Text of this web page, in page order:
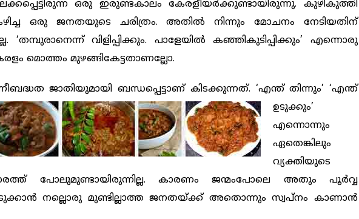
ഒരു ഇരുണ്ടകാലം കേരളീയര്‍ക്കുണ്ടായിരുന്നു. കുഴികുത്തി
ഒരു ജനതയുടെ ചരിത്രം. അതില്‍ നിന്നും മോചനം നേടിയതിന്
‘തമ്പുരാനെന്ന് വിളിപ്പിക്കും. പാളേയില്‍ കഞ്ഞികുടിപ്പിക്കും’ എന്നൊരു
മൊത്തം മുഴങ്ങികേട്ടതാണല്ലോ.
ജാതിയുമായി ബന്ധപ്പെട്ടാണ് കിടക്കുന്നത്. ‘എന്ത്തിന്നും’ ‘എന്ത്
ഉടുക്കും’
എന്നൊന്നും
ഏതെങ്കിലും
വ്യക്തിയുടെ
പോലുമുണ്ടായിരുന്നില്ല. കാരണം ജന്മംപോലെ അതും പൂര്‍വ്വ
ഉടുക്കാന്‍ നല്ലൊരു മുണ്ടില്ലാത്ത ജനതയ്ക്ക് അതൊന്നും സ്വപ്നം കാണാന്‍